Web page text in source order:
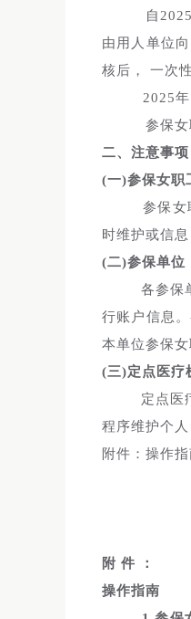
自
由用人单位
核后， 一次
2025
参保
二、注意事项
(一)参保女职
参保女
时维护或信
(二)参保单位
各参保
行账户信息
本单位参保
(三)定点医疗
定点医
程序维护个人
附件：操作
附 件
：
操作指南